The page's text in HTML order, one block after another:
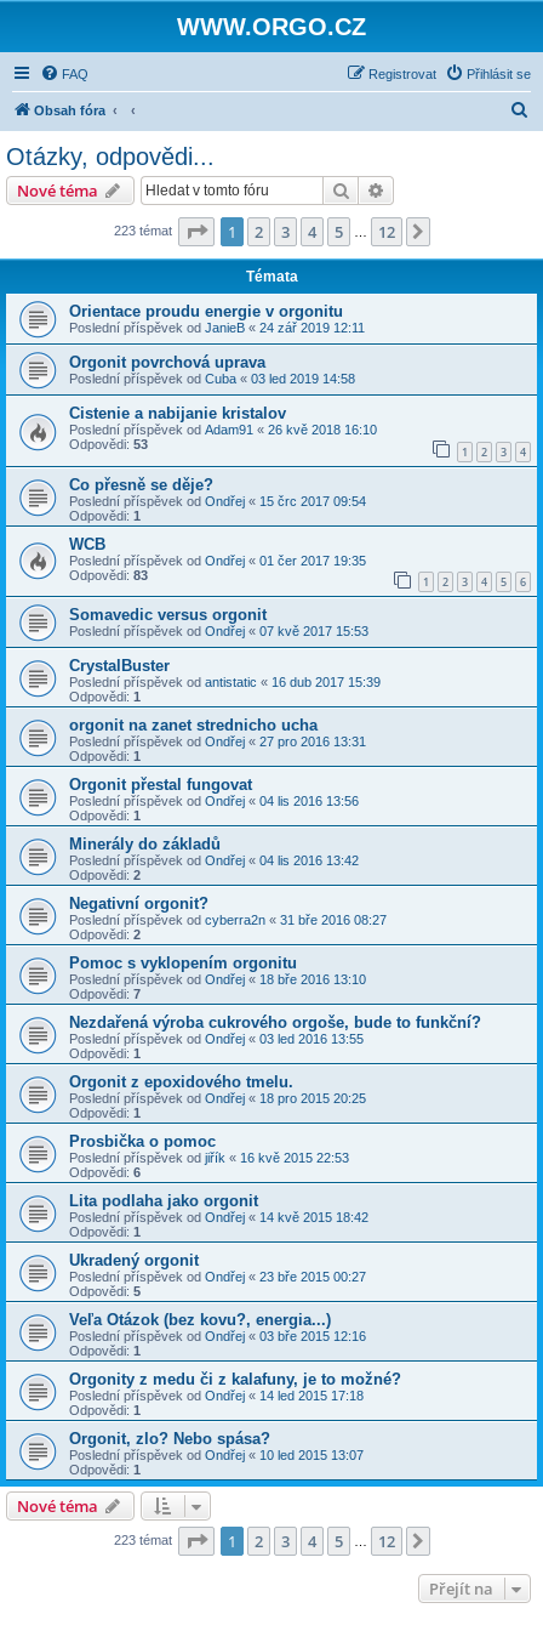
WWW.ORGO.CZ
FAQ Přihlásit se
Registrovat
Obsah fóra
Otázky, odpovědi...
Nové téma Hledat
223 témat Stránka z 12
1 2 3 4 5 12
Témata
Orientace proudu energie v orgonitu
Poslední příspěvek od JanieB « 24 zář 2019 12:11
Orgonit povrchová uprava
Poslední příspěvek od Cuba « 03 led 2019 14:58
Cistenie a nabijanie kristalov
Poslední příspěvek od Adam91 « 26 kvě 2018 16:10
Odpovědi: 53 1 2 3 4
Co přesně se děje?
Poslední příspěvek od Ondřej « 15 črc 2017 09:54
Odpovědi: 1
WCB
Poslední příspěvek od Ondřej « 01 čer 2017 19:35
Odpovědi: 83 1 2 3 4 5 6
Somavedic versus orgonit
Poslední příspěvek od Ondřej « 07 kvě 2017 15:53
CrystalBuster
Poslední příspěvek od antistatic « 16 dub 2017 15:39
Odpovědi: 1
orgonit na zanet strednicho ucha
Poslední příspěvek od Ondřej « 27 pro 2016 13:31
Odpovědi: 1
Orgonit přestal fungovat
Poslední příspěvek od Ondřej « 04 lis 2016 13:56
Odpovědi: 1
Minerály do základů
Poslední příspěvek od Ondřej « 04 lis 2016 13:42
Odpovědi: 2
Negativní orgonit?
Poslední příspěvek od cyberra2n « 31 bře 2016 08:27
Odpovědi: 2
Pomoc s vyklopením orgonitu
Poslední příspěvek od Ondřej « 18 bře 2016 13:10
Odpovědi: 7
Nezdařená výroba cukrového orgoše, bude to funkční?
Poslední příspěvek od Ondřej « 03 led 2016 13:55
Odpovědi: 1
Orgonit z epoxidového tmelu.
Poslední příspěvek od Ondřej « 18 pro 2015 20:25
Odpovědi: 1
Prosbička o pomoc
Poslední příspěvek od jiřík « 16 kvě 2015 22:53
Odpovědi: 6
Lita podlaha jako orgonit
Poslední příspěvek od Ondřej « 14 kvě 2015 18:42
Odpovědi: 1
Ukradený orgonit
Poslední příspěvek od Ondřej « 23 bře 2015 00:27
Odpovědi: 5
Veľa Otázok (bez kovu?, energia...)
Poslední příspěvek od Ondřej « 03 bře 2015 12:16
Odpovědi: 1
Orgonity z medu či z kalafuny, je to možné?
Poslední příspěvek od Ondřej « 14 led 2015 17:18
Odpovědi: 1
Orgonit, zlo? Nebo spása?
Poslední příspěvek od Ondřej « 10 led 2015 13:07
Odpovědi: 1
Nové téma
223 témat Stránka z 12
1 2 3 4 5 12
Přejít na